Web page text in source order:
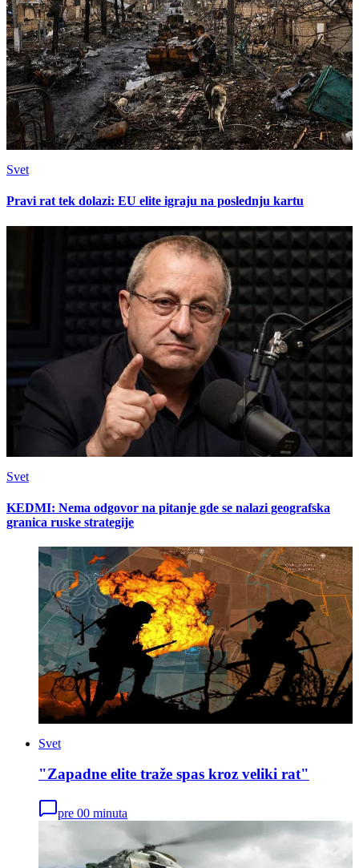
Svet
Pravi rat tek dolazi: EU elite igraju na poslednju kartu
Svet
KEDMI: Nema odgovor na pitanje gde se nalazi geografska
granica ruske strategije
Svet
"Zapadne elite traže spas kroz veliki rat"
pre 00 minuta